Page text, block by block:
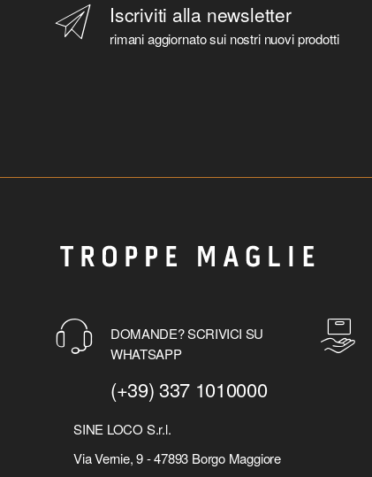
Iscriviti alla newsletter
rimani aggiornato sui nostri nuovi prodotti
DOMANDE? SCRIVICI SU
WHATSAPP
(+39) 337 1010000
SINE LOCO S.r.l.
Via Vernie, 9 - 47893 Borgo Maggiore